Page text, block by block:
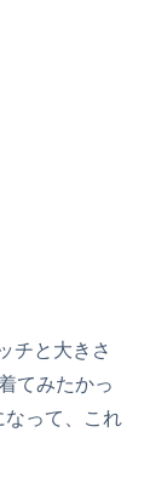
チと大きさ
てみたかっ
なって、これ